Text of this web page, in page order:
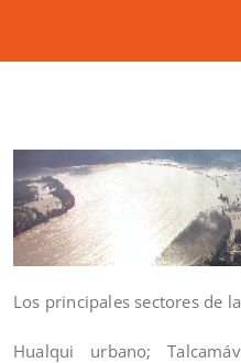
Los principales sectores de
Hualqui urbano;